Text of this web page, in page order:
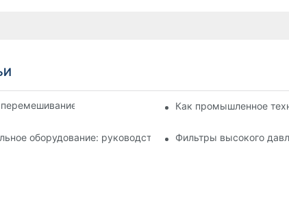
против других методов сушки: сравнение.
Как промышленное
оборудование: руководство по выбору и
Фильтры высокого